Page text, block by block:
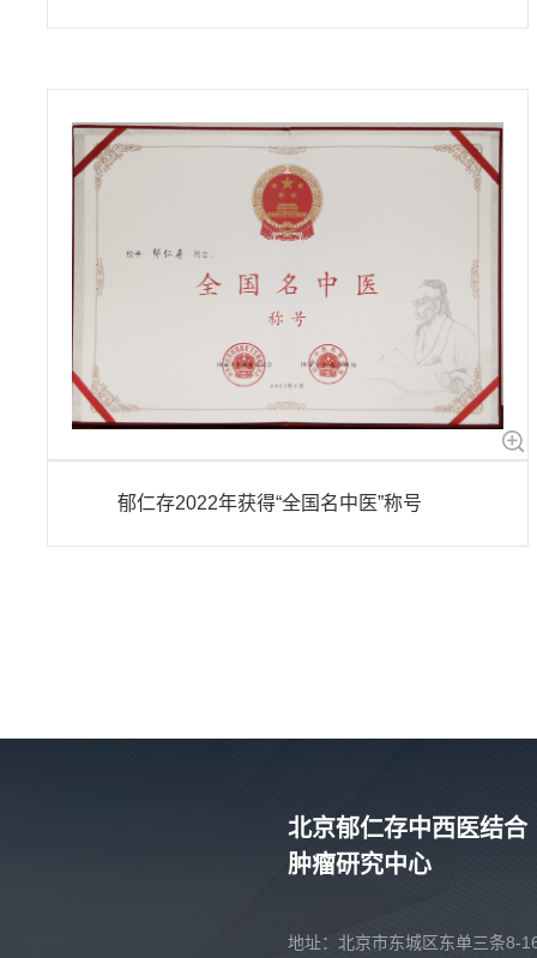
郁仁存2022年获得“全国名中医”称号
北京郁仁存中西医结合
肿瘤研究中心
地址：北京市东城区东单三条8-